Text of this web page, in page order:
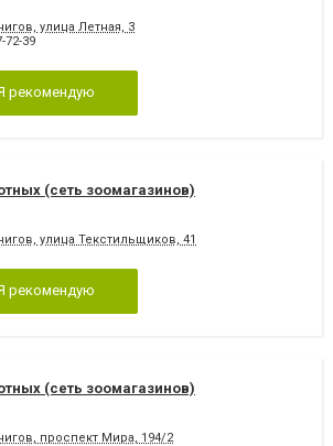
улица Летная, 3
72-39
рекомендую
(сеть зоомагазинов)
улица Текстильщиков, 41
рекомендую
(сеть зоомагазинов)
проспект Мира, 194/2